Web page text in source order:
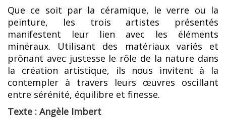
Que ce soit par la céramique, le verre ou la
peinture, les trois artistes présentés
manifestent leur lien avec les éléments
minéraux. Utilisant des matériaux variés et
prônant avec justesse le rôle de la nature dans
la création artistique, ils nous invitent à la
contempler à travers leurs œuvres oscillant
entre sérénité, équilibre et finesse.
Texte : Angèle Imbert